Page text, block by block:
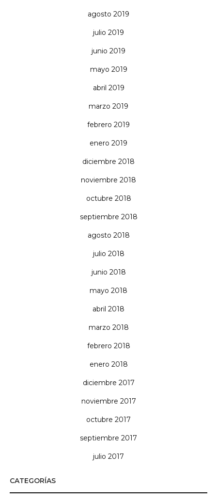
agosto 2019
julio 2019
junio 2019
mayo 2019
abril 2019
marzo 2019
febrero 2019
enero 2019
diciembre 2018
noviembre 2018
octubre 2018
septiembre 2018
agosto 2018
julio 2018
junio 2018
mayo 2018
abril 2018
marzo 2018
febrero 2018
enero 2018
diciembre 2017
noviembre 2017
octubre 2017
septiembre 2017
julio 2017
CATEGORÍAS